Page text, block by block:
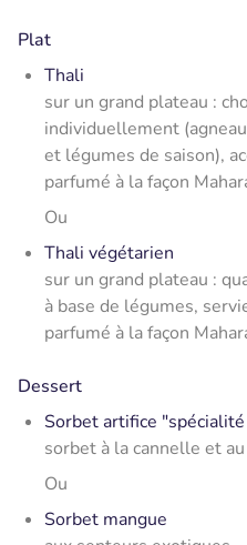
Plat
Thali
sur un grand plateau :
individuellement
et légumes de saison),
parfumé à la façon
Ou
Thali végétarien
sur un grand plateau :
à base de légumes,
parfumé à la façon
Dessert
Sorbet artifice
sorbet à la cannelle et
Ou
Sorbet mangue